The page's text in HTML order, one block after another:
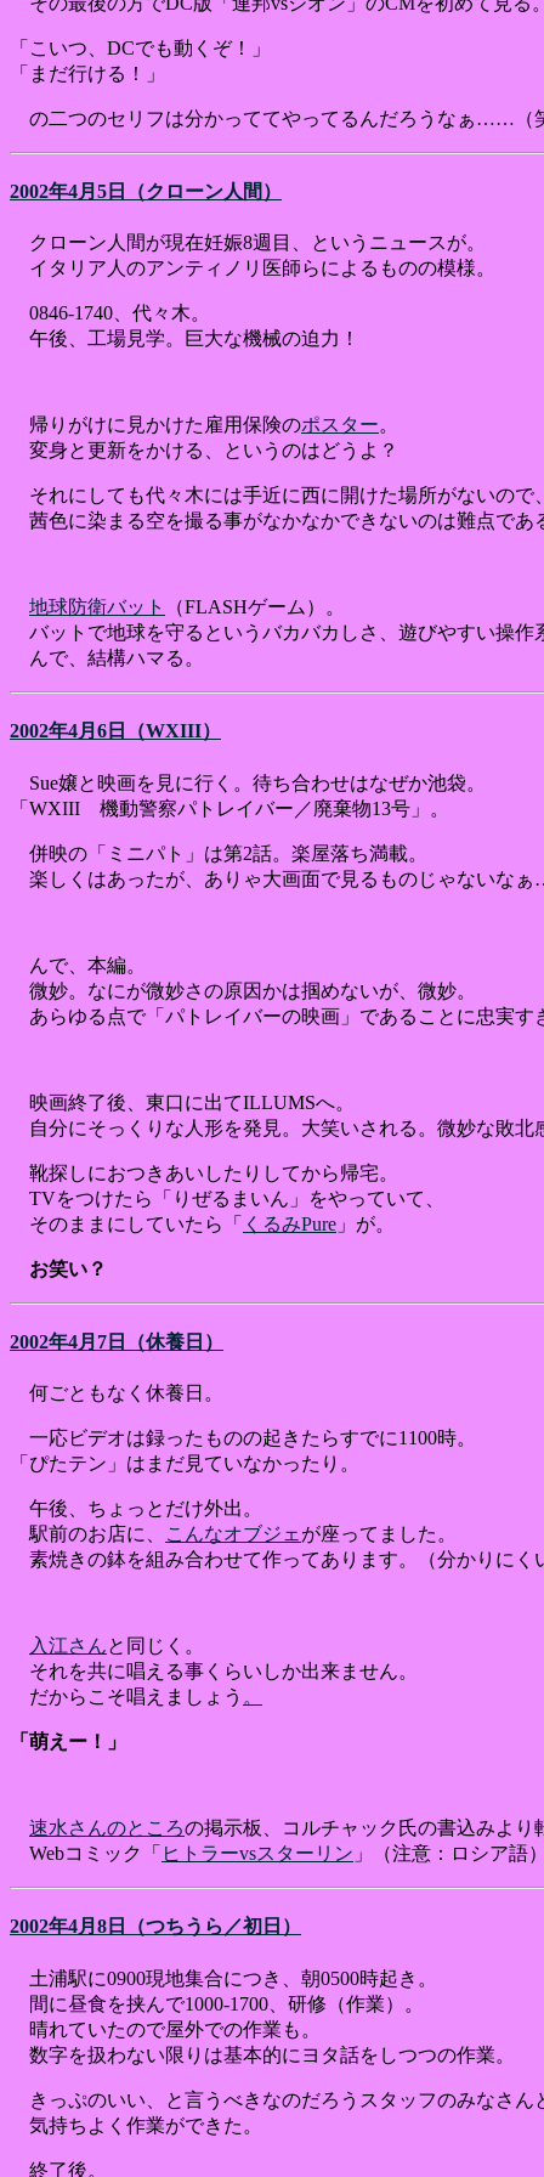
「こいつ、DCでも動くぞ！」
「まだ行ける！」
の二つのセリフは分かっててやってるんだろうなぁ……（
2002年4月5日（クローン人間）
クローン人間が現在妊娠8週目、というニュースが。
イタリア人のアンティノリ医師らによるものの模様。
0846-1740、代々木。
午後、工場見学。巨大な機械の迫力！
帰りがけに見かけた雇用保険のポスター。
変身と更新をかける、というのはどうよ？
それにしても代々木には手近に西に開けた場所がないので、
茜色に染まる空を撮る事がなかなかできないのは難点であ
地球防衛バット
（FLASHゲーム）。
バットで地球を守るというバカバカしさ、遊びやすい操作
んで、結構ハマる。
2002年4月6日（WXIII）
Sue嬢と映画を見に行く。待ち合わせはなぜか池袋。
「WXIII 機動警察パトレイバー／廃棄物13号」。
併映の「ミニパト」は第2話。楽屋落ち満載。
楽しくはあったが、ありゃ大画面で見るものじゃないなぁ
んで、本編。
微妙。なにが微妙さの原因かは掴めないが、微妙。
あらゆる点で「パトレイバーの映画」であることに忠実す
映画終了後、東口に出てILLUMSへ。
自分にそっくりな人形を発見。大笑いされる。微妙な敗北
靴探しにおつきあいしたりしてから帰宅。
TVをつけたら「りぜるまいん」をやっていて、
そのままにしていたら「 くるみPure 」が。
お笑い？
2002年4月7日（休養日）
何ごともなく休養日。
一応ビデオは録ったものの起きたらすでに1100時。
「ぴたテン」はまだ見ていなかったり。
午後、ちょっとだけ外出。
駅前のお店に、
こんなオブジェ が座ってました。
素焼きの鉢を組み合わせて作ってあります。（分かりにく
入江さんと同じく。
それを共に唱える事くらいしか出来ません。
だからこそ唱えましょう 。
「萌えー！」
速水さんのところの掲示板、コルチャック氏の書込みより
Webコミック「 ヒトラーvsスターリン 」（注意：ロシア語）
2002年4月8日（つちうら／初日）
土浦駅に0900現地集合につき、朝0500時起き。
間に昼食を挟んで1000-1700、研修（作業）。
晴れていたので屋外での作業も。
数字を扱わない限りは基本的にヨタ話をしつつの作業。
きっぷのいい、と言うべきなのだろうスタッフのみなさん
気持ちよく作業ができた。
終了後。